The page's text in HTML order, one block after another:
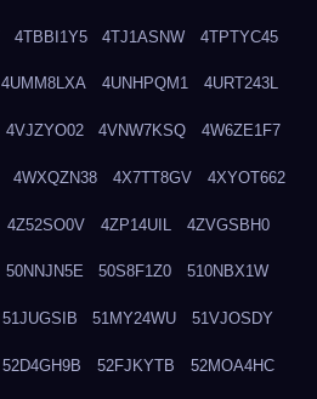
4TBBI1Y5 4TJ1ASNW 4TPTYC45
4UMM8LXA 4UNHPQM1 4URT243L
4VJZYO02 4VNW7KSQ 4W6ZE1F7
4WXQZN38 4X7TT8GV 4XYOT662
4Z52SO0V 4ZP14UIL 4ZVGSBH0
50NNJN5E 50S8F1Z0 510NBX1W
51JUGSIB 51MY24WU 51VJOSDY
52D4GH9B 52FJKYTB 52MOA4HC